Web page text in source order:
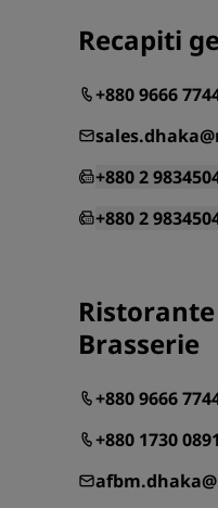
Recapiti
+880 9666
+880 2
+880 2
Brasserie
+880 9666
+880 1730